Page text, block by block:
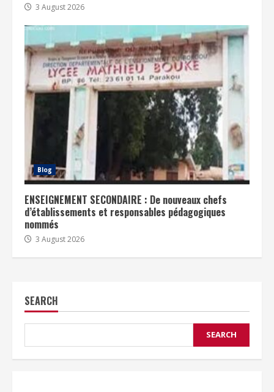
3 August 2026
Blog
ENSEIGNEMENT SECONDAIRE : De nouveaux chefs
d’établissements et responsables pédagogiques
nommés
3 August 2026
SEARCH
SEARCH